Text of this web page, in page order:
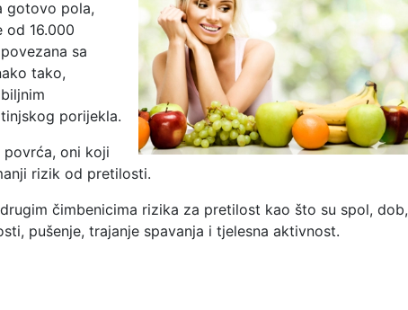
gotovo pola,
od 16.000
sa
tako,
porijekla.
povrća, oni koji
rizik od pretilosti.
čimbenicima rizika za pretilost kao što su spol, dob,
pušenje, trajanje spavanja i tjelesna aktivnost.